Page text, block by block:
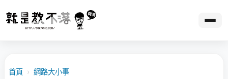
首頁 › 網路大小事